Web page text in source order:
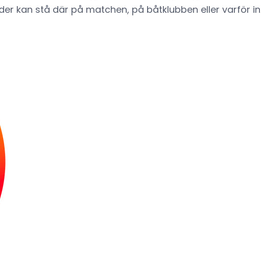
kan stå där på matchen, på båtklubben eller varför